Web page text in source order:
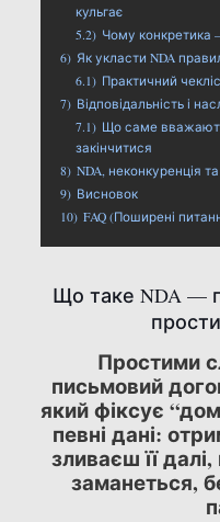
кульгає
5.2) Чому конкретика
6) Як укласти NDA
6.1) Практичний
7) Відповідальність і
7.1) Що саме
закінчитися
8) NDA, неконкуренція та
9) Висновок
10) FAQ (Поширені
Що таке NDA —
Простими
письмовий
який фіксує
певні дані:
зливаєш її
заманеться,